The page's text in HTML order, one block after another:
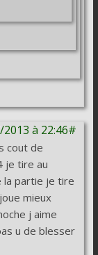
à 22:46#
cout de
je tire au
partie je tire
mieux
j aime
u de blesser